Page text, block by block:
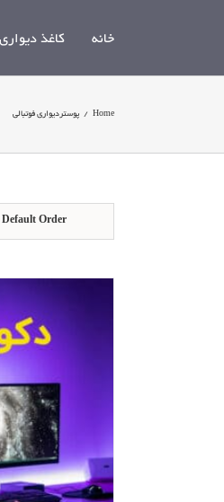
خانه کاغذ دیواری
Home
/ پوستردیواری فوتبالی
Default Order